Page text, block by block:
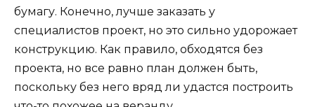
бумагу. Конечно, лучше заказать у
специалистов проект, но это сильно удорожает
конструкцию. Как правило, обходятся без
проекта, но все равно план должен быть,
поскольку без него вряд ли удастся построить